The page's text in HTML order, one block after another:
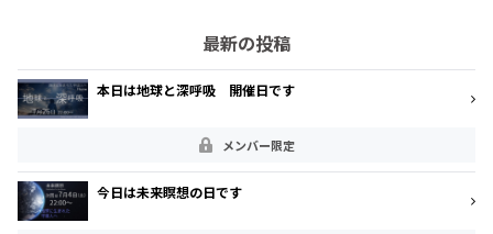
最新の投稿
本日は地球と深呼吸 開催日です
メンバー限定
今日は未来瞑想の日です